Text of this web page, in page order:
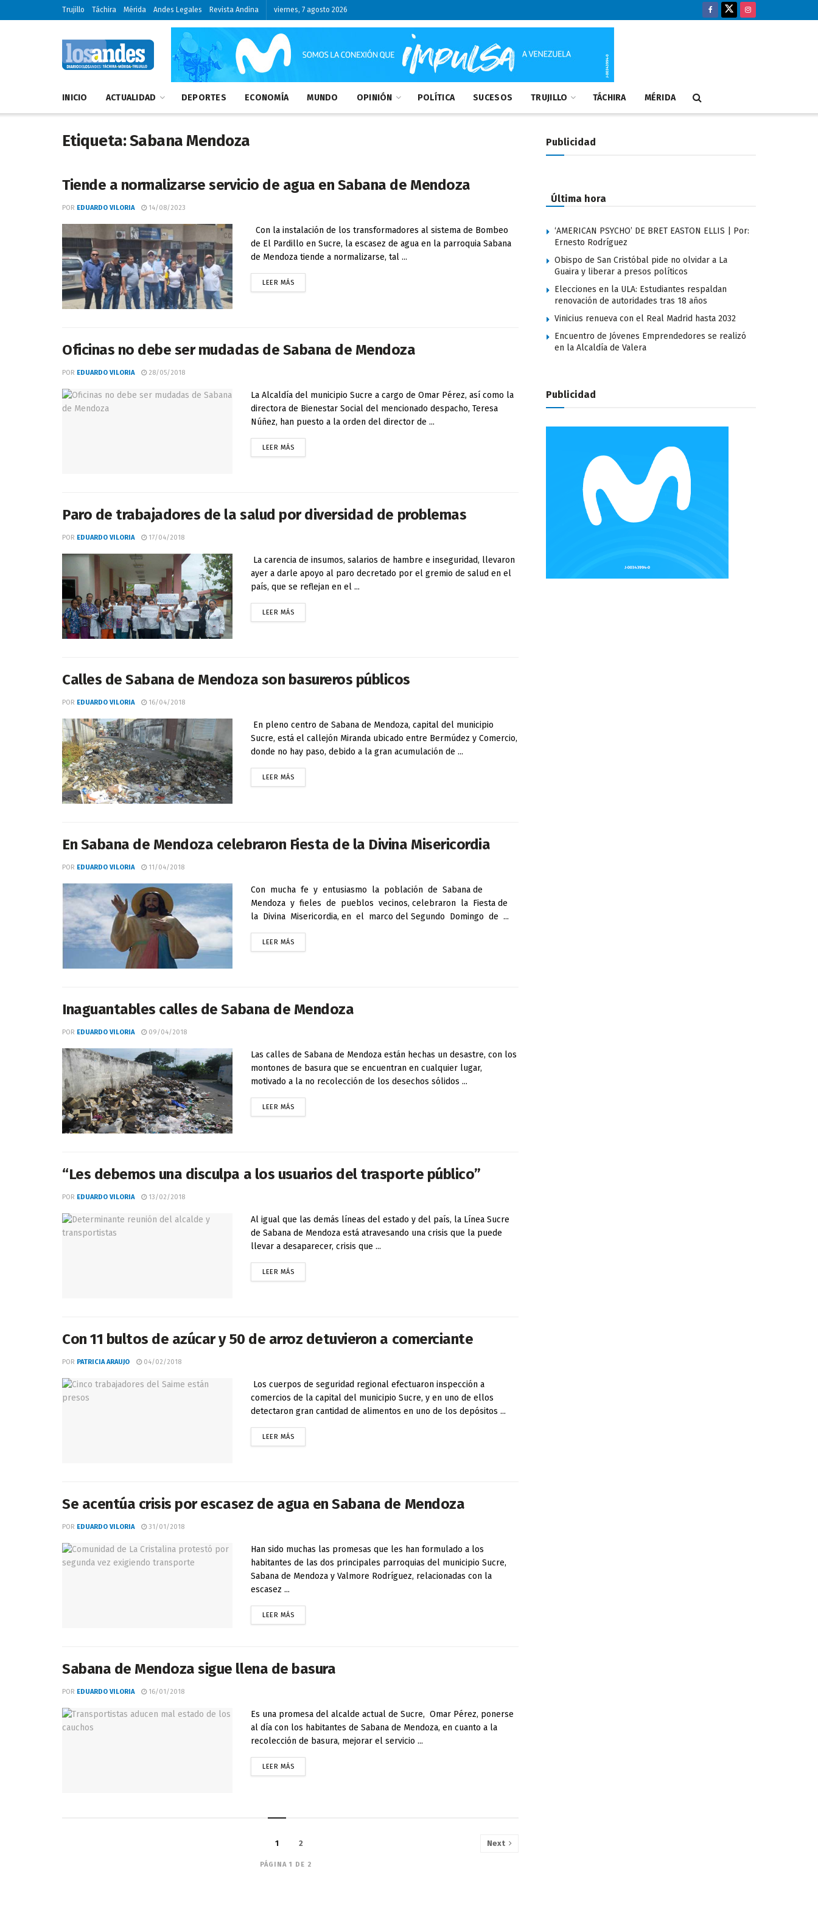
Trujillo Táchira Mérida Andes Legales Revista Andina viernes, 7 agosto 2026
INICIO ACTUALIDAD DEPORTES ECONOMÍA MUNDO OPINIÓN POLÍTICA SUCESOS TRUJILLO TÁCHIRA MÉRIDA
Etiqueta:Sabana Mendoza
Tiende a normalizarse servicio de agua en Sabana de Mendoza
POR EDUARDO VILORIA 14/08/2023
Con la instalación de los transformadores al sistema de Bombeo
de El Pardillo en Sucre, la escasez de agua en la parroquia Sabana
de Mendoza tiende a normalizarse, tal ...
LEER MÁS
Oficinas no debe ser mudadas de Sabana de Mendoza
POR EDUARDO VILORIA 28/05/2018
La Alcaldía del municipio Sucre a cargo de Omar Pérez, así como la
directora de Bienestar Social del mencionado despacho, Teresa
Núñez, han puesto a la orden del director de ...
LEER MÁS
Paro de trabajadores de la salud por diversidad de problemas
POR EDUARDO VILORIA 17/04/2018
La carencia de insumos, salarios de hambre e inseguridad, llevaron
ayer a darle apoyo al paro decretado por el gremio de salud en el
país, que se reflejan en el ...
LEER MÁS
Calles de Sabana de Mendoza son basureros públicos
POR EDUARDO VILORIA 16/04/2018
En pleno centro de Sabana de Mendoza, capital del municipio
Sucre, está el callejón Miranda ubicado entre Bermúdez y Comercio,
donde no hay paso, debido a la gran acumulación de ...
LEER MÁS
En Sabana de Mendoza celebraron Fiesta de la Divina Misericordia
POR EDUARDO VILORIA 11/04/2018
Con mucha fe y entusiasmo la población de Sabana de
Mendoza y fieles de pueblos vecinos, celebraron la Fiesta de
la Divina Misericordia, en el marco del Segundo Domingo de ...
LEER MÁS
Inaguantables calles de Sabana de Mendoza
POR EDUARDO VILORIA 09/04/2018
Las calles de Sabana de Mendoza están hechas un desastre, con los
montones de basura que se encuentran en cualquier lugar,
motivado a la no recolección de los desechos sólidos ...
LEER MÁS
“Les debemos una disculpa a los usuarios del trasporte público”
POR EDUARDO VILORIA 13/02/2018
Al igual que las demás líneas del estado y del país, la Línea Sucre
de Sabana de Mendoza está atravesando una crisis que la puede
llevar a desaparecer, crisis que ...
LEER MÁS
Con 11 bultos de azúcar y 50 de arroz detuvieron a comerciante
POR PATRICIA ARAUJO 04/02/2018
Los cuerpos de seguridad regional efectuaron inspección a
comercios de la capital del municipio Sucre, y en uno de ellos
detectaron gran cantidad de alimentos en uno de los depósitos ...
LEER MÁS
Se acentúa crisis por escasez de agua en Sabana de Mendoza
POR EDUARDO VILORIA 31/01/2018
Han sido muchas las promesas que les han formulado a los
habitantes de las dos principales parroquias del municipio Sucre,
Sabana de Mendoza y Valmore Rodríguez, relacionadas con la
escasez ...
LEER MÁS
Sabana de Mendoza sigue llena de basura
POR EDUARDO VILORIA 16/01/2018
Es una promesa del alcalde actual de Sucre, Omar Pérez, ponerse
al día con los habitantes de Sabana de Mendoza, en cuanto a la
recolección de basura, mejorar el servicio ...
LEER MÁS
PÁGINA 1 DE 2
1 2 Next
Publicidad
Última hora
‘AMERICAN PSYCHO’ DE BRET EASTON ELLIS | Por:
Ernesto Rodríguez
Obispo de San Cristóbal pide no olvidar a La
Guaira y liberar a presos políticos
Elecciones en la ULA: Estudiantes respaldan
renovación de autoridades tras 18 años
Vinicius renueva con el Real Madrid hasta 2032
Encuentro de Jóvenes Emprendedores se realizó
en la Alcaldía de Valera
Publicidad